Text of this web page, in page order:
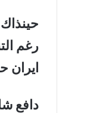
رغم
ايران
دافع